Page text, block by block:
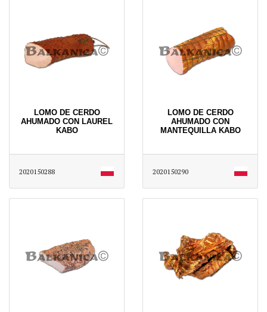
LOMO DE CERDO
AHUMADO CON LAUREL
KABO
2020150288
LOMO DE CERDO
AHUMADO CON
MANTEQUILLA KABO
2020150290